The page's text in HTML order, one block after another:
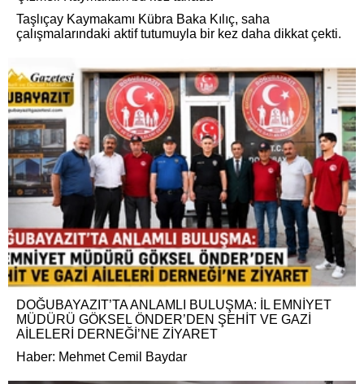
Taşlıçay Kaymakamı Kübra Baka Kılıç, saha
çalışmalarındaki aktif tutumuyla bir kez daha dikkat çekti.
DOĞUBAYAZIT’TA ANLAMLI BULUŞMA: İL EMNİYET
MÜDÜRÜ GÖKSEL ÖNDER’DEN ŞEHİT VE GAZİ
AİLELERİ DERNEĞİ’NE ZİYARET
Haber: Mehmet Cemil Baydar